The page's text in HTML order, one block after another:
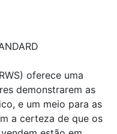
oferece uma
demonstrarem as
e um meio para as
a certeza de que os